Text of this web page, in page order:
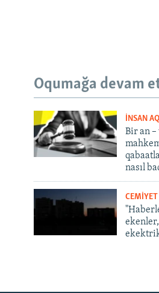
Русский
Oqumağa devam
İNSAN
Bir an –
nasıl
CEMİYET